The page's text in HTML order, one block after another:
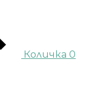
Количка 0